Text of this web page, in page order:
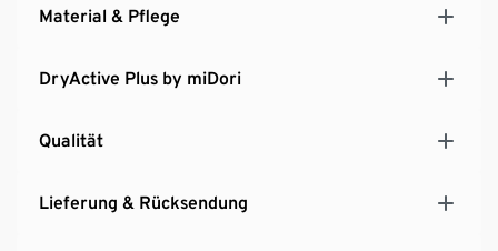
Material & Pflege
DryActive Plus by miDori
Qualität
Lieferung & Rücksendung